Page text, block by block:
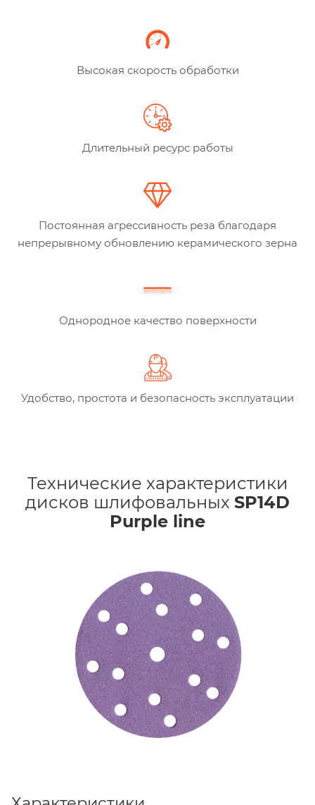
Высокая скорость обработки
Длительный ресурс работы
Постоянная агрессивность реза благодаря
непрерывному обновлению керамического зерна
Однородное качество поверхности
Удобство, простота и безопасность эксплуатации
Технические характеристики
дисков шлифовальных SP14D
Purple line